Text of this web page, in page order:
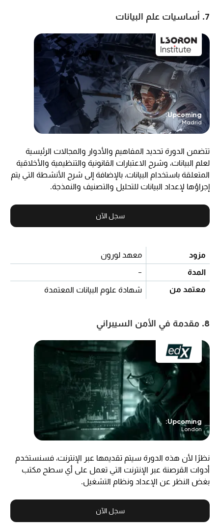
7. أساسيات علم البيانات
Upcoming:
Madrid
تتضمن الدورة تحديد المفاهيم والأدوار والمجالات الرئيسية
لعلم البيانات، وشرح الاعتبارات القانونية والتنظيمية والأخلاقية
المتعلقة باستخدام البيانات، بالإضافة إلى شرح الأنشطة التي يتم
إجراؤها لإعداد البيانات للتحليل والتصنيف والنمذجة.
سجل الآن
مزود
معهد لورون
المدة
-
معتمد من
شهادة علوم البيانات المعتمدة
8. مقدمة في الأمن السيبراني
Upcoming:
London
نظرًا لأن هذه الدورة سيتم تقديمها عبر الإنترنت، فسنستخدم
أدوات القرصنة عبر الإنترنت التي تعمل على أي سطح مكتب
بغض النظر عن الإعداد ونظام التشغيل.
سجل الآن